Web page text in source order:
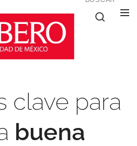
clave para
buena